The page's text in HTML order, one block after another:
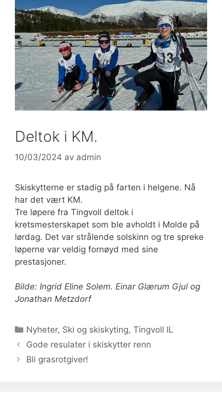
Deltok i KM.
10/03/2024 av admin
Skiskytterne er stadig på farten i helgene. Nå
har det vært KM.
Tre løpere fra Tingvoll deltok i
kretsmesterskapet som ble avholdt i Molde på
lørdag. Det var strålende solskinn og tre spreke
løperne var veldig fornøyd med sine
prestasjoner.
Bilde: Ingrid Eline Solem. Einar Glærum Gjul og
Jonathan Metzdorf
Kategorier
Nyheter, Ski og skiskyting,Tingvoll IL
Gode resulater i skiskytter renn
Bli grasrotgiver!